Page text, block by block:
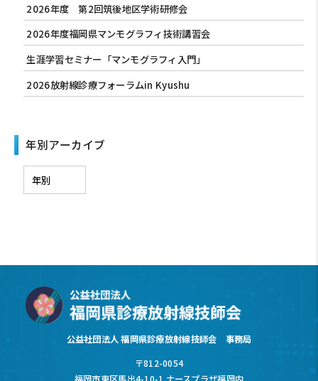
2026年度 第2回筑後地区学術研修会
2026年度福岡県マンモグラフィ技術講習会
生涯学習セミナー「マンモグラフィ入門」
2026放射線診療フォーラムin Kyushu
年別アーカイブ
公益社団法人 福岡県診療放射線技師会 事務局
〒812-0054